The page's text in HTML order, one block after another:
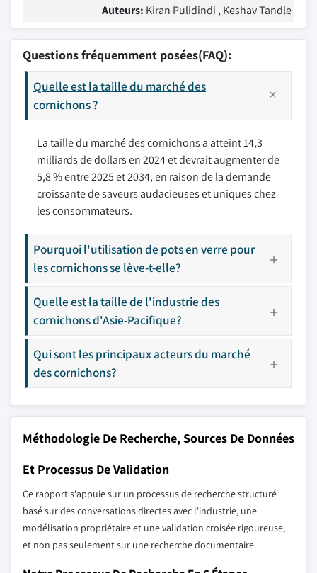
Auteurs: Kiran Pulidindi , Keshav Tandle
Questions fréquemment posées(FAQ):
Quelle est la taille du marché des
cornichons ?
La taille du marché des cornichons a atteint 14,3
milliards de dollars en 2024 et devrait augmenter de
5,8 % entre 2025 et 2034, en raison de la demande
croissante de saveurs audacieuses et uniques chez
les consommateurs.
Pourquoi l'utilisation de pots en verre pour
les cornichons se lève-t-elle?
Quelle est la taille de l'industrie des
cornichons d'Asie-Pacifique?
Qui sont les principaux acteurs du marché
des cornichons?
Méthodologie De Recherche, Sources De Données
Et Processus De Validation
Ce rapport s'appuie sur un processus de recherche structuré
basé sur des conversations directes avec l'industrie, une
modélisation propriétaire et une validation croisée rigoureuse,
et non pas seulement sur une recherche documentaire.